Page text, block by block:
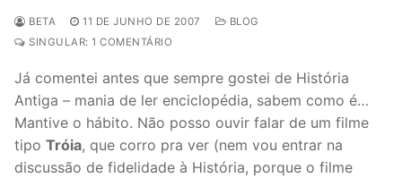
BETA 11 DE JUNHO DE 2007
BLOG
SINGULAR: 1 COMENTÁRIO
Já comentei antes que sempre gostei de História
Antiga – mania de ler enciclopédia, sabem como é…
Mantive o hábito. Não posso ouvir falar de um filme
tipo Tróia, que corro pra ver (nem vou entrar na
discussão de fidelidade à História, porque o filme